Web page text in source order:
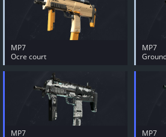
MP7
Ocre court
MP7
MP7 MP7